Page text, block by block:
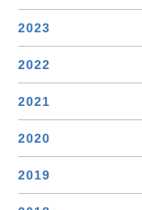
2023
2022
2021
2020
2019